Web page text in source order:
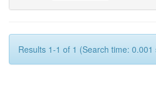
Results 1-1 of 1 (Search time: 0.001